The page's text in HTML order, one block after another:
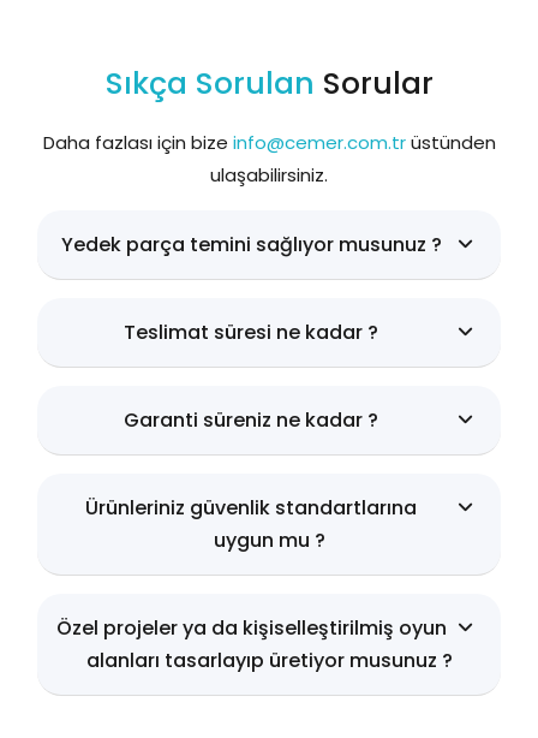
Sıkça Sorulan Sorular
Daha fazlası için bize info@cemer.com.trüstünden
ulaşabilirsiniz.
Yedek parça temini sağlıyor musunuz ?
Teslimat süresi ne kadar ?
Garanti süreniz ne kadar ?
Ürünleriniz güvenlik standartlarına
uygun mu ?
Özel projeler ya da kişiselleştirilmiş oyun
alanları tasarlayıp üretiyor musunuz ?